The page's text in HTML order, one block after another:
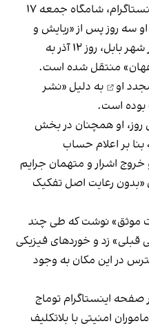
حساب کاربری توماج صالحی در اینستاگرام، شامگاه جمعه ۱۷
سه روز پس از «ربایش و
بازداشت غیرقانونی» در نهم آذر در شهر بابل، روز ۱۲ آذر به
منتقل شده است.
او
به دلیل «نشر
بوده است.
روز، او همچنان در بخش
بر اعلام حساب
اشرار و متهمان جرایم
«بدون رعایت اصل تفکیک
موثق» نوشت که طی چند
قبلی» زد و خوردهای فیزیکی
در این مکان به وجود
اینستاگرام توماج
امنیتی با بلاتکلیف